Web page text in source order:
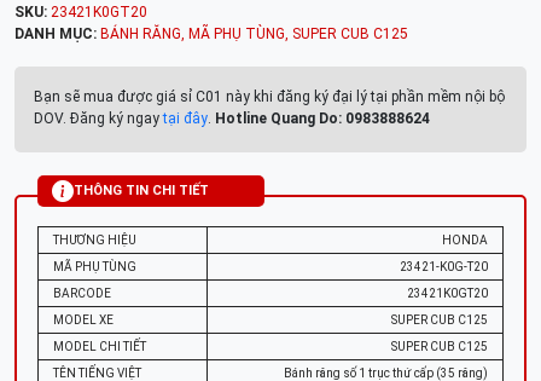
SKU: 23421K0GT20
DANH MỤC: BÁNH RĂNG, MÃ PHỤ TÙNG, SUPER CUB C125
Bạn sẽ mua được giá sỉ C01 này khi đăng ký đại lý tại phần mềm nội bộ
DOV. Đăng ký ngaytại đây. Hotline Quang Do: 0983888624
THÔNG TIN CHI TIẾT
THƯƠNG HIỆU
HONDA
MÃ PHỤ TÙNG
23421-K0G-T20
BARCODE
23421K0GT20
MODEL XE
SUPER CUB C125
MODEL CHI TIẾT
SUPER CUB C125
TÊN TIẾNG VIỆT
Bánh răng số 1 trục thứ cấp (35 răng)